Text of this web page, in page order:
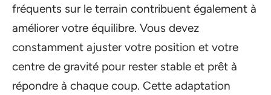
fréquents sur le terrain contribuent également à
améliorer votre équilibre. Vous devez
constamment ajuster votre position et votre
centre de gravité pour rester stable et prêt à
répondre à chaque coup. Cette adaptation